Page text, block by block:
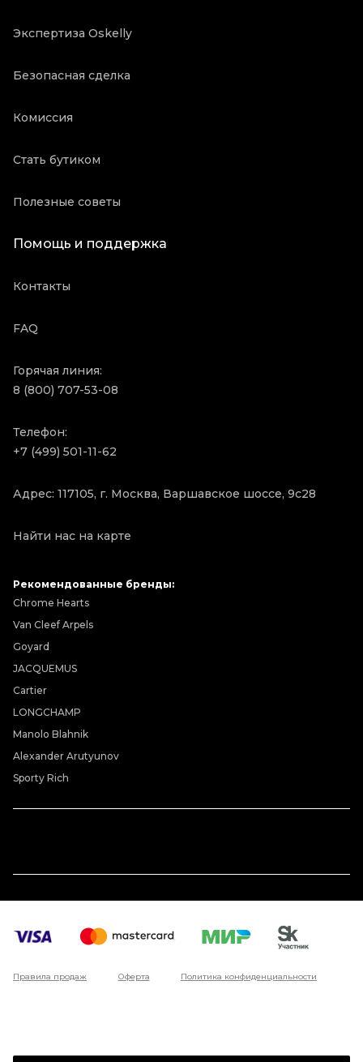
Экспертиза Oskelly
Безопасная сделка
Комиссия
Стать бутиком
Полезные советы
Помощь и поддержка
Контакты
FAQ
Горячая линия:
8 (800) 707-53-08
Телефон:
+7 (499) 501-11-62
Адрес: 117105, г. Москва, Варшавское шоссе, 9с28
Найти нас на карте
Рекомендованные бренды:
Chrome Hearts
Van Cleef Arpels
Goyard
JACQUEMUS
Cartier
LONGCHAMP
Manolo Blahnik
Alexander Arutyunov
Sporty Rich
Правила продаж Оферта Политика конфиденциальности